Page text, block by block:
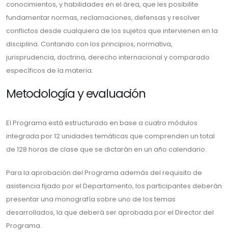
conocimientos, y habilidades en el área, que les posibilite
fundamentar normas, reclamaciones, defensas y resolver
conflictos desde cualquiera de los sujetos que intervienen en la
disciplina. Contando con los principios, normativa,
jurisprudencia, doctrina, derecho internacional y comparado
específicos de la materia.
Metodología y evaluación
El Programa está estructurado en base a cuatro módulos
integrada por 12 unidades temáticas que comprenden un total
de 128 horas de clase que se dictarán en un año calendario.
Para la aprobación del Programa además del requisito de
asistencia fijado por el Departamento, los participantes deberán
presentar una monografía sobre uno de los temas
desarrollados, la que deberá ser aprobada por el Director del
Programa.